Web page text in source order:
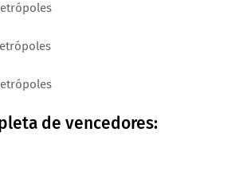
de vencedores: